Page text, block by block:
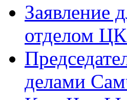
Заявление
отделом
делами